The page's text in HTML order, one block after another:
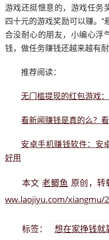
游戏还挺惬意的，游戏任务
四十元的游戏奖励可以赚。“
合没耐心的朋友，小编心浮
钱，做任务赚钱还越来越有耐
推荐阅读：
无门槛提现的红包游戏
看新闻赚钱是真的么？
安卓手机赚钱软件：安
好用
本文老鲫鱼 原创，转
ww.laojiyu.com/xiangmu/
标签： 想在家挣钱就